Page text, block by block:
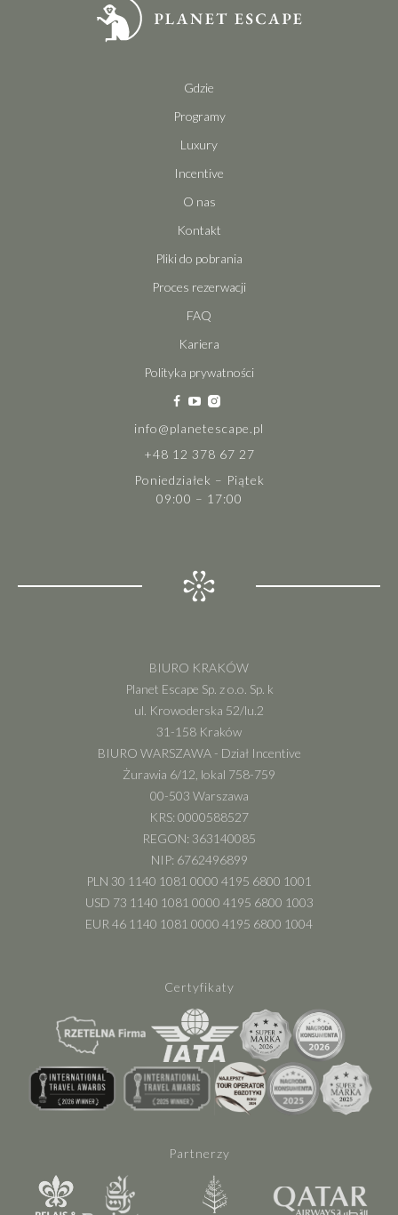
Gdzie
Programy
Luxury
Incentive
O nas
Kontakt
Pliki do pobrania
Proces rezerwacji
FAQ
Kariera
Polityka prywatności
info@planetescape.pl
+48 12 378 67 27
Poniedziałek – Piątek
09:00 – 17:00
BIURO KRAKÓW
Planet Escape Sp. z o.o. Sp. k
ul. Krowoderska 52/lu.2
31-158 Kraków
BIURO WARSZAWA - Dział Incentive
Żurawia 6/12, lokal 758-759
00-503 Warszawa
KRS: 0000588527
REGON: 363140085
NIP: 6762496899
PLN 30 1140 1081 0000 4195 6800 1001
USD 73 1140 1081 0000 4195 6800 1003
EUR 46 1140 1081 0000 4195 6800 1004
Certyfikaty
Partnerzy